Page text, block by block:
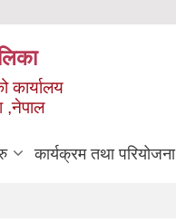
कार्यालय
,नेपाल
कार्यक्रम तथा परियोजना